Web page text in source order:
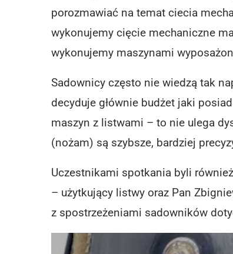
porozmawiać na temat ciecia
wykonujemy cięcie mechaniczne
wykonujemy maszynami
Sadownicy często nie wiedzą tak
decyduje głównie budżet jaki
maszyn z listwami – to nie ulega
(nożam) są szybsze, bardziej
Uczestnikami spotkania byli
– użytkujący listwy oraz Pan
z spostrzeżeniami sadowników